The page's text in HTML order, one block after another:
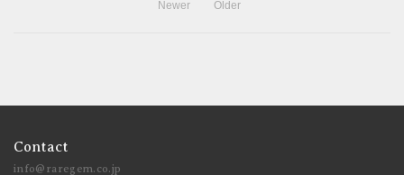
Older
Newer
Contact
info@raregem.co.jp